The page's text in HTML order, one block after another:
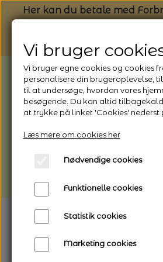
Her kan du betale med
BEMÆRK: Butikken
1/8 - 9/8 - 2026
*Webshoppen er åben og
afhentning
Vi gør opmærksom på, at
længere leveringstid
Vi bruger
Vi bruger egne cookies og cookies
personalisere din brugeroplevelse,
til at undersøge, hvordan vores
besøgende. Du kan altid
at trykke på linket 'Cookies' nederst
Læs mere om cookies her
Nødvendige cookies
Funktionelle cookies
Statistik cookies
Marketing cookies